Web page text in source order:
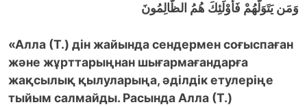
وَمَن يَتَوَلَّهُمْ فَأُوْلَئِكَ هُمُ الظَّالِمُونَ
«Алла (Т.) дін жайында сендермен соғыспаған
және жұрттарыңнан шығармағандарға
жақсылық қылуларыңа, әділдік етулеріңе
тыйым салмайды. Расында Алла (Т.)